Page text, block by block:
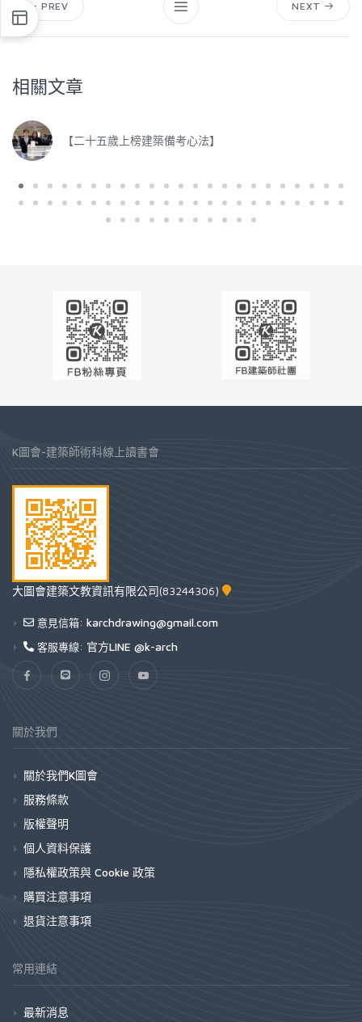
PREV NEXT
相關文章
【二十五歲上榜建築備考心法】
K圖會-建築師術科線上讀書會
大圖會建築文教資訊有限公司(83244306)
意見信箱: karchdrawing@gmail.com
客服專線: 官方LINE @k-arch
關於我們
關於我們K圖會
服務條款
版權聲明
個人資料保護
隱私權政策與 Cookie 政策
購買注意事項
退貨注意事項
常用連結
最新消息